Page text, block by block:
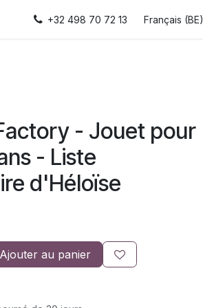
+32 498 70 72 13 Français (BE)
- Jouet pour
- Liste
d'Héloïse
Ajouter au panier